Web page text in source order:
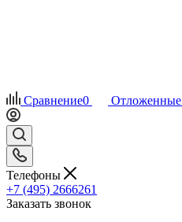
Сравнение0 Отложенные
Телефоны
+7 (495) 2666261
Заказать звонок